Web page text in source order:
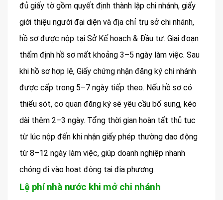
đủ giấy tờ gồm quyết định thành lập chi nhánh, giấy
giới thiệu người đại diện và địa chỉ trụ sở chi nhánh,
hồ sơ được nộp tại Sở Kế hoạch & Đầu tư. Giai đoạn
thẩm định hồ sơ mất khoảng 3–5 ngày làm việc. Sau
khi hồ sơ hợp lệ, Giấy chứng nhận đăng ký chi nhánh
được cấp trong 5–7 ngày tiếp theo. Nếu hồ sơ có
thiếu sót, cơ quan đăng ký sẽ yêu cầu bổ sung, kéo
dài thêm 2–3 ngày. Tổng thời gian hoàn tất thủ tục
từ lúc nộp đến khi nhận giấy phép thường dao động
từ 8–12 ngày làm việc, giúp doanh nghiệp nhanh
chóng đi vào hoạt động tại địa phương.
Lệ phí nhà nước khi mở chi nhánh